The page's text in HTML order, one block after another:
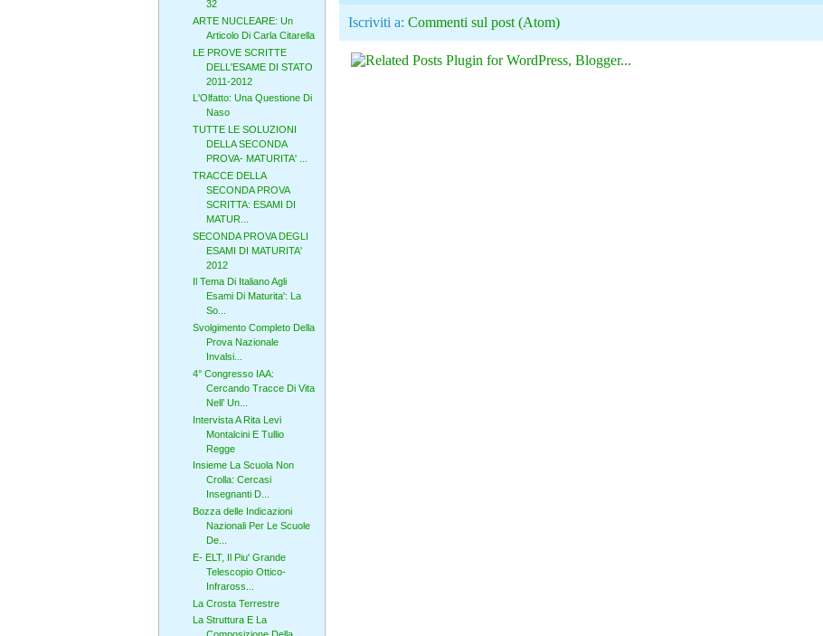
Iscriviti a: Commenti sul post (Atom)
32
ARTE NUCLEARE: Un
Articolo Di Carla Citarella
LE PROVE SCRITTE
DELL'ESAME DI STATO
2011-2012
L'Olfatto: Una Questione Di
Naso
TUTTE LE SOLUZIONI
DELLA SECONDA
PROVA- MATURITA' ...
TRACCE DELLA
SECONDA PROVA
SCRITTA: ESAMI DI
MATUR...
SECONDA PROVA DEGLI
ESAMI DI MATURITA'
2012
Il Tema Di Italiano Agli
Esami Di Maturita': La
So...
Svolgimento Completo Della
Prova Nazionale
Invalsi...
4° Congresso IAA:
Cercando Tracce Di Vita
Nell’ Un...
Intervista A Rita Levi
Montalcini E Tullio
Regge
Insieme La Scuola Non
Crolla: Cercasi
Insegnanti D...
Bozza delle Indicazioni
Nazionali Per Le Scuole
De...
E- ELT, Il Piu' Grande
Telescopio Ottico-
Infraross...
La Crosta Terrestre
La Struttura E La